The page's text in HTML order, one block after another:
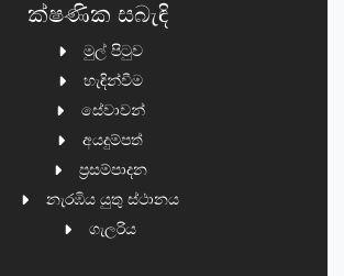
ක්ෂණික සබැඳි
මුල් පිටුව
හැඳින්වීම
සේවාවන්
අයදුම්පත්
ප්‍රසම්පාදන
නැරඹිය යුතු ස්ථානය
ගැලරිය